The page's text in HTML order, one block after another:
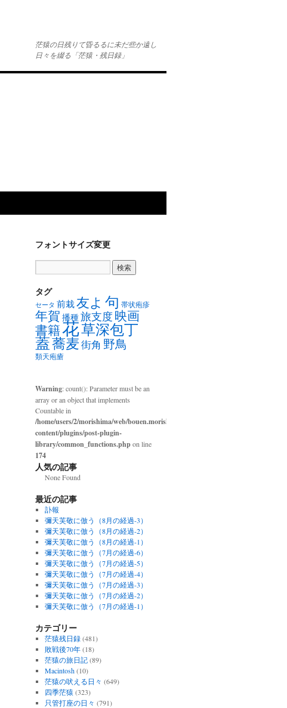
茫猿の日残りて昏るるに未だ些か遠し
日々を綴る「茫猿・残日録」
フォントサイズ変更
タグ
セータ 前栽友よ 句 帯状疱疹
年賀 播種旅支度 映画
書籍花草深包丁
蓋蕎麦街角 野鳥
類天疱瘡
Warning: count(): Parameter must be an
array or an object that implements
Countable in
/home/users/2/morishima/web/bouen.morishima.com/wp-
content/plugins/post-plugin-
library/common_functions.phpon line
174
人気の記事
None Found
最近の記事
訃報
彌天芙敬に倣う（8月の経過-3）
彌天芙敬に倣う（8月の経過-2）
彌天芙敬に倣う（8月の経過-1）
彌天芙敬に倣う（7月の経過-6）
彌天芙敬に倣う（7月の経過-5）
彌天芙敬に倣う（7月の経過-4）
彌天芙敬に倣う（7月の経過-3）
彌天芙敬に倣う（7月の経過-2）
彌天芙敬に倣う（7月の経過-1）
カテゴリー
茫猿残日録(481)
敗戦後70年(18)
茫猿の旅日記(89)
Macintosh(10)
茫猿の吠える日々 (649)
四季茫猿 (323)
只管打座の日々 (791)